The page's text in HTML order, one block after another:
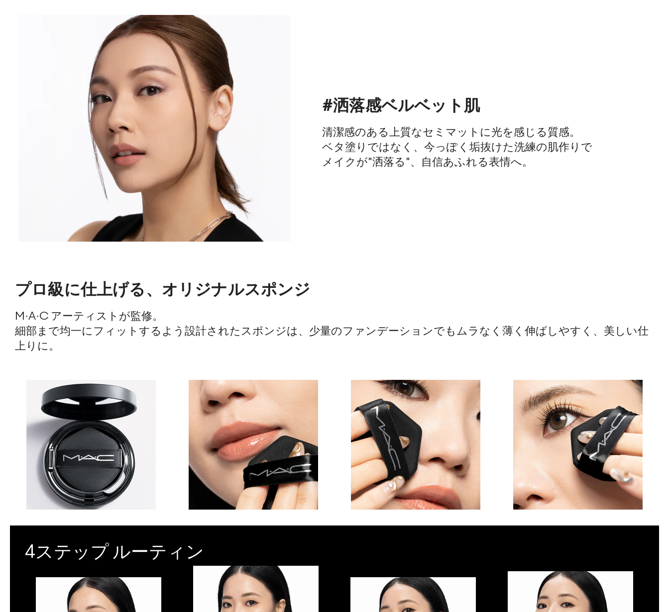
#洒落感ベルベット肌
清潔感のある上質なセミマットに光を感じる質感。
ベタ塗りではなく、今っぽく垢抜けた洗練の肌作りで
メイクが"洒落る"、自信あふれる表情へ。
プロ級に仕上げる、オリジナルスポンジ
M·A·C アーティストが監修。
細部まで均一にフィットするよう設計されたスポンジは、少量のファンデーションでもムラなく薄く伸ばしやすく、美しい仕
上りに。
4ステップ ルーティン